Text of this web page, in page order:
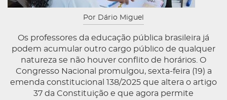
Por Dário Miguel
Os professores da educação pública brasileira já
podem acumular outro cargo público de qualquer
natureza se não houver conflito de horários. O
Congresso Nacional promulgou, sexta-feira (19) a
emenda constitucional 138/2025 que altera o artigo
37 da Constituição e que agora permite